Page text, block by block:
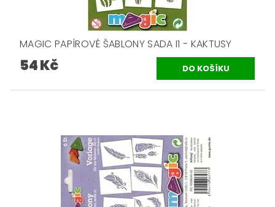
MAGIC PAPÍROVÉ ŠABLONY SADA I1 - KAKTUSY
54 Kč